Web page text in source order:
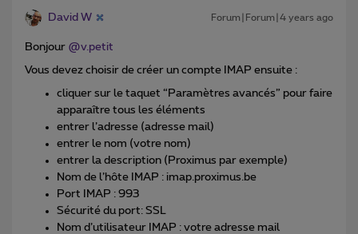
David W Forum|Forum|4 years ago
Bonjour @v.petit
Vous devez choisir de créer un compte IMAP ensuite :
cliquer sur le taquet “Paramètres avancés” pour faire
apparaître tous les éléments
entrer l’adresse (adresse mail)
entrer le nom (votre nom)
entrer la description (Proximus par exemple)
Nom de l’hôte IMAP : imap.proximus.be
Port IMAP : 993
Sécurité du port: SSL
Nom d’utilisateur IMAP : votre adresse mail